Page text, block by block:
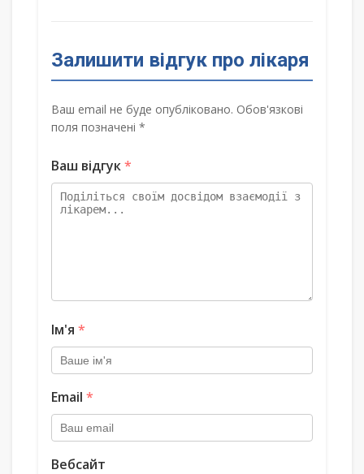
Залишити відгук про лікаря
Ваш email не буде опубліковано. Обов'язкові
поля позначені *
Ваш відгук*
Ім'я *
Email *
Вебсайт